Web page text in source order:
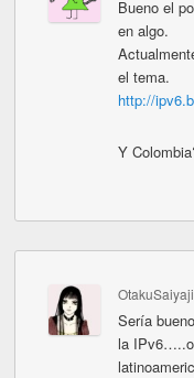
Bueno el
en algo.
el tema.
http://
Y
Sería
la IPv6…..o